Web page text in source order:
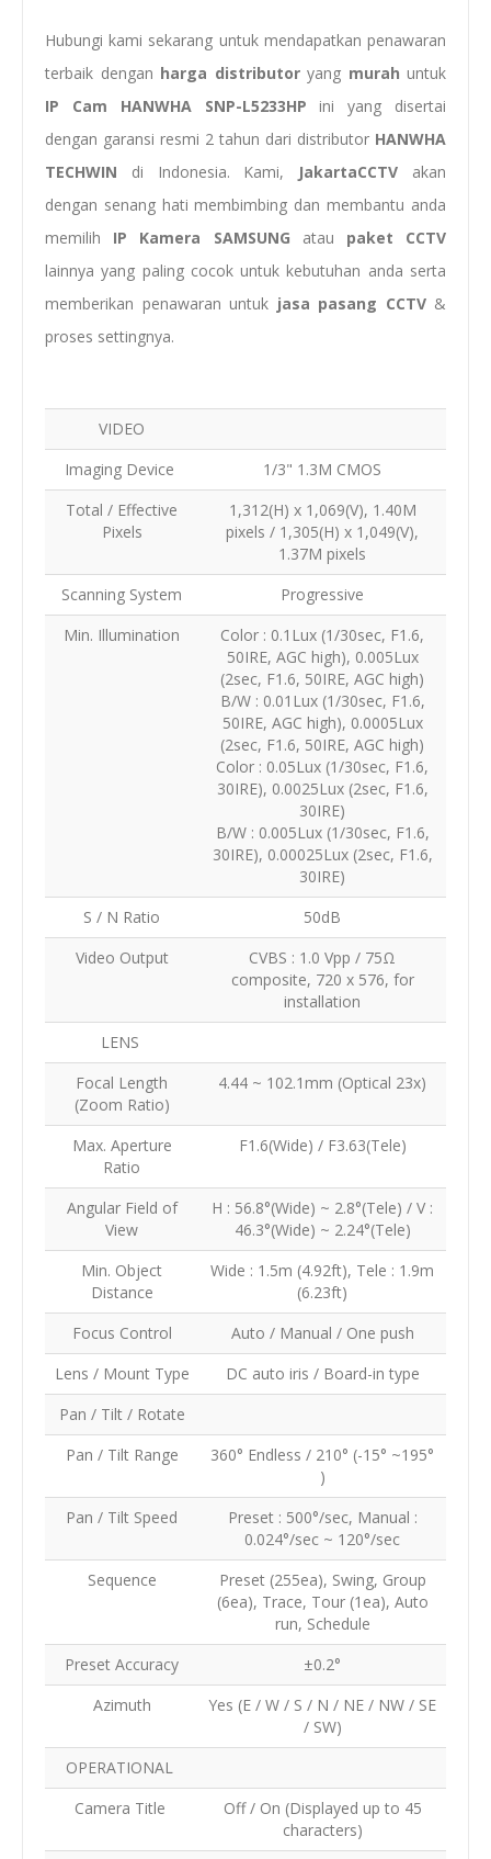
Hubungi kami sekarang untuk mendapatkan penawaran
terbaik dengan harga distributoryang murah untuk
IP Cam HANWHA SNP-L5233HPini yang disertai
dengan garansi resmi 2 tahun dari distributor HANWHA
TECHWIN di Indonesia. Kami, JakartaCCTV akan
dengan senang hati membimbing dan membantu anda
memilih IP Kamera SAMSUNG atau paket CCTV
lainnya yang paling cocok untuk kebutuhan anda serta
memberikan penawaran untuk jasa pasang CCTV&
proses settingnya.
VIDEO
Imaging Device
1/3" 1.3M CMOS
Total / Effective
Pixels
1,312(H) x 1,069(V), 1.40M
pixels / 1,305(H) x 1,049(V),
1.37M pixels
Scanning System
Progressive
Min. Illumination
Color : 0.1Lux (1/30sec, F1.6,
50IRE, AGC high), 0.005Lux
(2sec, F1.6, 50IRE, AGC high)
B/W : 0.01Lux (1/30sec, F1.6,
50IRE, AGC high), 0.0005Lux
(2sec, F1.6, 50IRE, AGC high)
Color : 0.05Lux (1/30sec, F1.6,
30IRE), 0.0025Lux (2sec, F1.6,
30IRE)
B/W : 0.005Lux (1/30sec, F1.6,
30IRE), 0.00025Lux (2sec, F1.6,
30IRE)
S / N Ratio
50dB
Video Output
CVBS : 1.0 Vpp / 75Ω
composite, 720 x 576, for
installation
LENS
Focal Length
(Zoom Ratio)
4.44 ~ 102.1mm (Optical 23x)
Max. Aperture
Ratio
F1.6(Wide) / F3.63(Tele)
Angular Field of
View
H : 56.8°(Wide) ~ 2.8°(Tele) / V :
46.3°(Wide) ~ 2.24°(Tele)
Min. Object
Distance
Wide : 1.5m (4.92ft), Tele : 1.9m
(6.23ft)
Focus Control
Auto / Manual / One push
Lens / Mount Type
DC auto iris / Board-in type
Pan / Tilt / Rotate
Pan / Tilt Range
360° Endless / 210° (-15° ~195°
)
Pan / Tilt Speed
Preset : 500°/sec, Manual :
0.024°/sec ~ 120°/sec
Sequence
Preset (255ea), Swing, Group
(6ea), Trace, Tour (1ea), Auto
run, Schedule
Preset Accuracy
±0.2°
Azimuth
Yes (E / W / S / N / NE / NW / SE
/ SW)
OPERATIONAL
Camera Title
Off / On (Displayed up to 45
characters)